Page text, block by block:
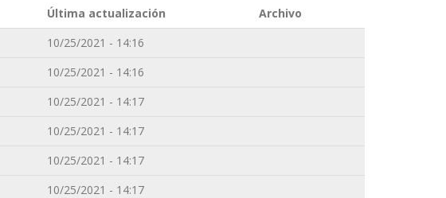
Última actualización
Archivo
10/25/2021 - 14:16
10/25/2021 - 14:16
10/25/2021 - 14:17
10/25/2021 - 14:17
10/25/2021 - 14:17
10/25/2021 - 14:17